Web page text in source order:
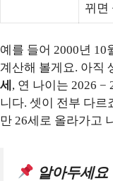
뀌면
예를 들어 2000년 10
계산해 볼게요. 아직
세 , 연 나이는 2026 −
니다. 셋이 전부 다르
만 26세로 올라가고
알아두세요